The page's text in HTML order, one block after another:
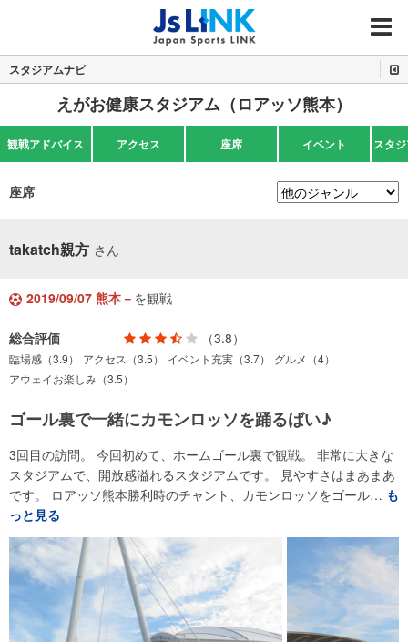
MENU
スタジアムナビ
えがお健康スタジアム（ロアッソ熊本）
観戦アドバイス アクセス 座席 イベント スタ
座席
takatch親方 さん
2019/09/07 熊本－ を観戦
総合評価 （3.8）
臨場感（3.9） アクセス（3.5） イベント充実（3.7）
グルメ（4）
アウェイお楽しみ（3.5）
ゴール裏で一緒にカモンロッソを踊るばい♪
3回目の訪問。 今回初めて、ホームゴール裏で観戦。 非常に大きな
スタジアムで、開放感溢れるスタジアムです。 見やすさはまあまあ
です。 ロアッソ熊本勝利時のチャント、カモンロッソをゴール… も
っと見る